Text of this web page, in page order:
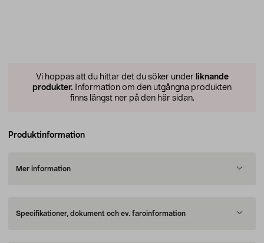
Vi hoppas att du hittar det du söker under liknande
produkter. Information om den utgångna produkten
finns längst ner på den här sidan.
Produktinformation
Mer information
Specifikationer, dokument och ev. faroinformation